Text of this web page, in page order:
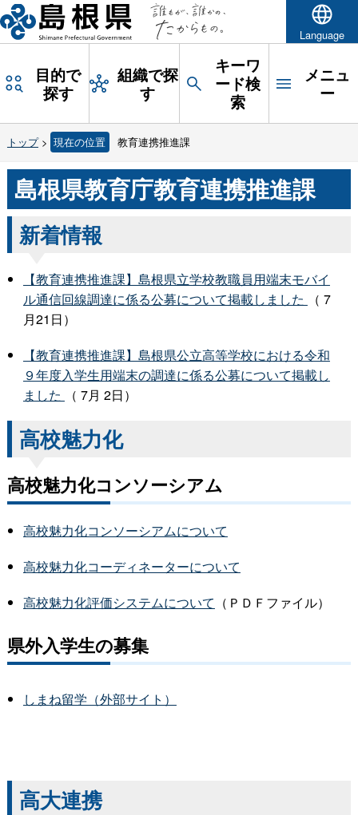
Language
目的で
探す
組織で探
す
キーワ
ード検
索
メニュ
ー
トップ> 現在の位置 教育連携推進課
島根県教育庁教育連携推進課
新着情報
【教育連携推進課】島根県立学校教職員用端末モバイ
ル通信回線調達に係る公募について掲載しました
（ 7
月21日）
【教育連携推進課】島根県公立高等学校における令和
９年度入学生用端末の調達に係る公募について掲載し
ました
（ 7月 2日）
高校魅力化
高校魅力化コンソーシアム
高校魅力化コンソーシアムについて
高校魅力化コーディネーターについて
高校魅力化評価システムについて （ＰＤＦファイル）
県外入学生の募集
しまね留学（外部サイト）
高大連携